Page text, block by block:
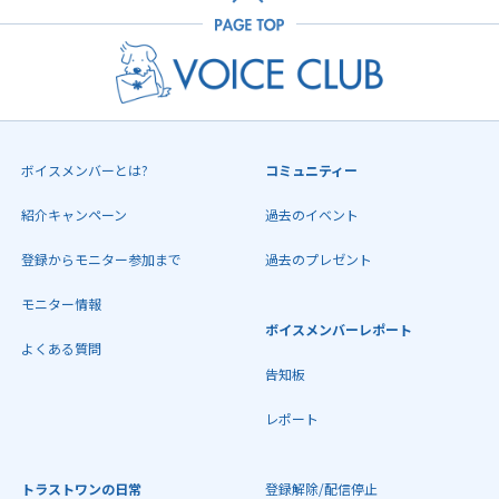
ボイスメンバーとは?
紹介キャンペーン
登録からモニター参加まで
モニター情報
よくある質問
コミュニティー
過去のイベント
過去のプレゼント
ボイスメンバーレポート
告知板
レポート
トラストワンの日常 登録解除/配信停止